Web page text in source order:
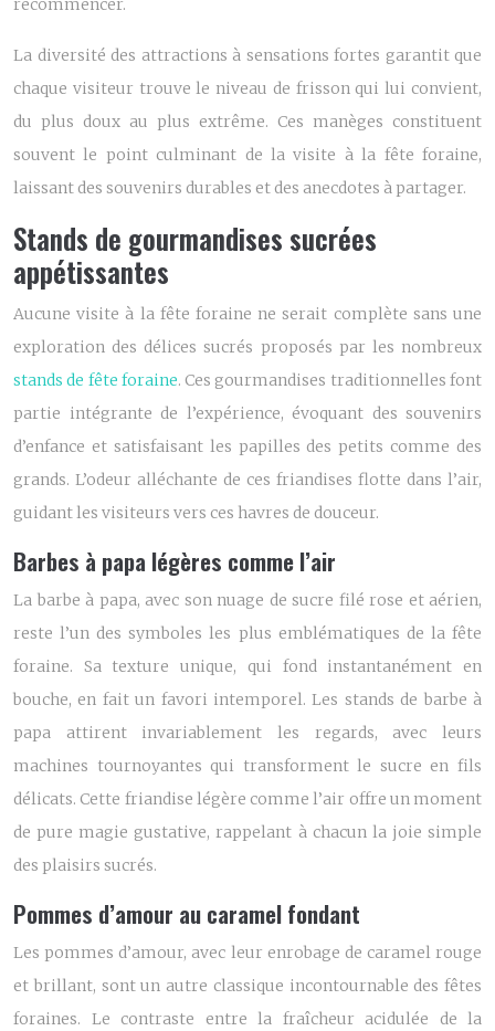
recommencer.
La diversité des attractions à sensations fortes garantit que
chaque visiteur trouve le niveau de frisson qui lui convient,
du plus doux au plus extrême. Ces manèges constituent
souvent le point culminant de la visite à la fête foraine,
laissant des souvenirs durables et des anecdotes à partager.
Stands de gourmandises sucrées
appétissantes
Aucune visite à la fête foraine ne serait complète sans une
exploration des délices sucrés proposés par les nombreux
stands de fête foraine. Ces gourmandises traditionnelles font
partie intégrante de l’expérience, évoquant des souvenirs
d’enfance et satisfaisant les papilles des petits comme des
grands. L’odeur alléchante de ces friandises flotte dans l’air,
guidant les visiteurs vers ces havres de douceur.
Barbes à papa légères comme l’air
La barbe à papa, avec son nuage de sucre filé rose et aérien,
reste l’un des symboles les plus emblématiques de la fête
foraine. Sa texture unique, qui fond instantanément en
bouche, en fait un favori intemporel. Les stands de barbe à
papa attirent invariablement les regards, avec leurs
machines tournoyantes qui transforment le sucre en fils
délicats. Cette friandise légère comme l’air offre un moment
de pure magie gustative, rappelant à chacun la joie simple
des plaisirs sucrés.
Pommes d’amour au caramel fondant
Les pommes d’amour, avec leur enrobage de caramel rouge
et brillant, sont un autre classique incontournable des fêtes
foraines. Le contraste entre la fraîcheur acidulée de la